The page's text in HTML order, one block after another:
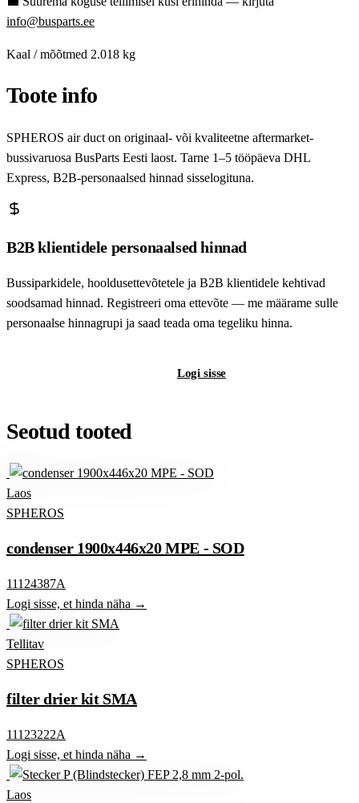
info@busparts.ee
Kaal / mõõtmed 2.018 kg
Toote info
SPHEROS air duct on originaal- või kvaliteetne aftermarket-
bussivaruosa BusParts Eesti laost. Tarne 1–5 tööpäeva DHL
Express, B2B-personaalsed hinnad sisselogituna.
B2B klientidele personaalsed hinnad
Bussiparkidele, hooldusettevõtetele ja B2B klientidele kehtivad
soodsamad hinnad. Registreeri oma ettevõte — me määrame sulle
personaalse hinnagrupi ja saad teada oma tegeliku hinna.
Logi sisse
Seotud tooted
Laos
SPHEROS
condenser 1900x446x20 MPE - SOD
11124387A
Logi sisse, et hinda näha →
Tellitav
SPHEROS
filter drier kit SMA
11123222A
Logi sisse, et hinda näha →
Laos